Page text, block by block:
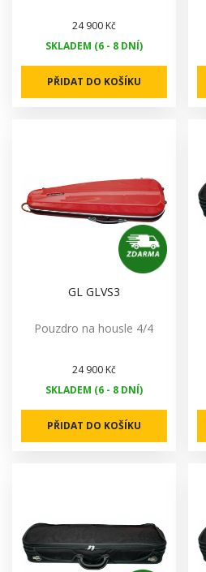
24 900 Kč
SKLADEM (6 - 8 DNÍ)
PŘIDAT DO KOŠÍKU
GL GLVS3
Pouzdro na housle 4/4
24 900 Kč
SKLADEM (6 - 8 DNÍ)
PŘIDAT DO KOŠÍKU